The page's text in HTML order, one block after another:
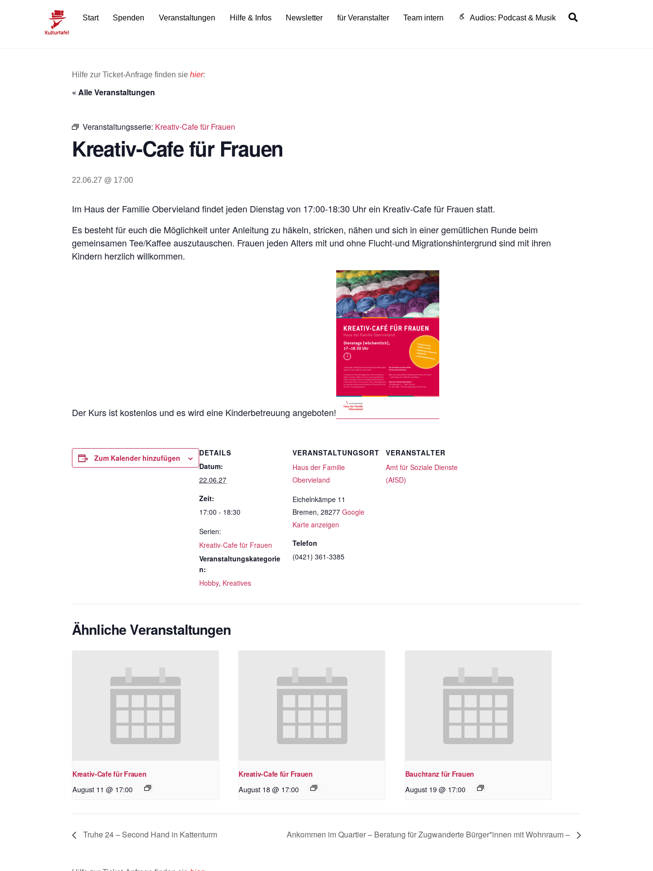
Start Spenden Veranstaltungen Hilfe & Infos Newsletter für Veranstalter Team intern Audios: Podcast & Musik
Hilfe zur Ticket-Anfrage finden sie hier:
« Alle Veranstaltungen
Veranstaltungsserie: Kreativ-Cafe für Frauen
Kreativ-Cafe für Frauen
22.06.27 @ 17:00
Im Haus der Familie Obervieland findet jeden Dienstag von 17:00-18:30 Uhr ein Kreativ-Cafe für Frauen statt.
Es besteht für euch die Möglichkeit unter Anleitung zu häkeln, stricken, nähen und sich in einer gemütlichen Runde beim
gemeinsamen Tee/Kaffee auszutauschen. Frauen jeden Alters mit und ohne Flucht-und Migrationshintergrund sind mit ihren
Kindern herzlich willkommen.
Der Kurs ist kostenlos und es wird eine Kinderbetreuung angeboten!
Zum Kalender hinzufügen
DETAILS
Datum:
22.06.27
Zeit:
17:00 - 18:30
Serien:
Kreativ-Cafe für Frauen
Veranstaltungskategorie
n:
Hobby, Kreatives
VERANSTALTUNGSORT
Haus der Familie
Obervieland
Eichelnkämpe 11
Bremen, 28277 Google
Karte anzeigen
Telefon
(0421) 361-3385
VERANSTALTER
Amt für Soziale Dienste
(AfSD)
Ähnliche Veranstaltungen
Kreativ-Cafe für Frauen
August 11 @ 17:00
Kreativ-Cafe für Frauen
August 18 @ 17:00
Bauchtanz für Frauen
August 19 @ 17:00
Truhe 24 – Second Hand in Kattenturm Ankommen im Quartier – Beratung für Zugwanderte Bürger*innen mit Wohnraum –